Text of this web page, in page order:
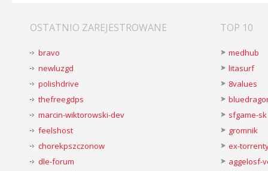
OSTATNIO ZAREJESTROWANE
bravo
newluzgd
polishdrive
thefreegdps
marcin-wiktorowski-dev
feelshost
chorekpszczonow
dle-forum
TOP 10
medhub
litasurf
8values
sfgame-sk
gromnik
ex-
aggelosf-